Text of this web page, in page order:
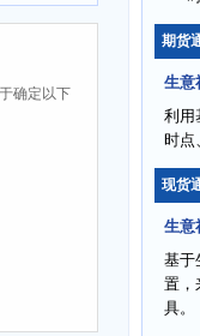
确定以下
期货
生意
利用
时点
现货
生意
基于
置，
具。